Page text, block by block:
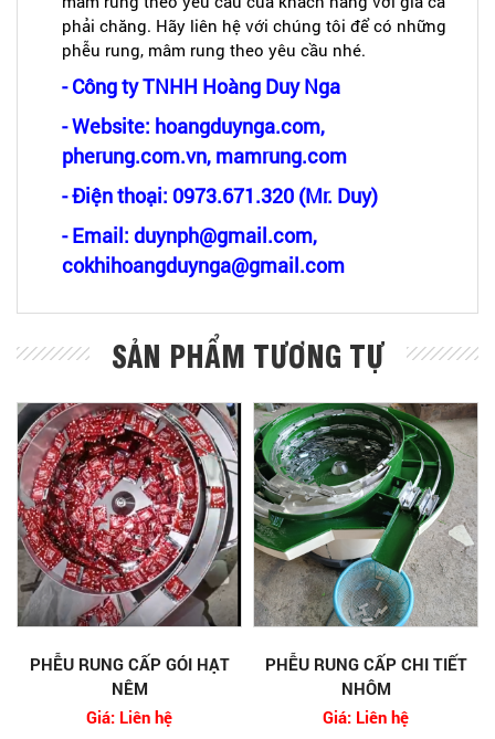
phải chăng. Hãy liên hệ với chúng tôi để có những
phễu rung, mâm rung theo yêu cầu nhé.
- Công ty TNHH Hoàng Duy Nga
- Website: hoangduynga.com,
pherung.com.vn, mamrung.com
- Điện thoại: 0973.671.320 (Mr. Duy)
- Email: duynph@gmail.com,
cokhihoangduynga@gmail.com
SẢN PHẨM TƯƠNG TỰ
PHỄU RUNG CẤP GÓI HẠT
NÊM
Giá: Liên hệ
PHỄU RUNG CẤP CHI TIẾT
NHÔM
Giá: Liên hệ